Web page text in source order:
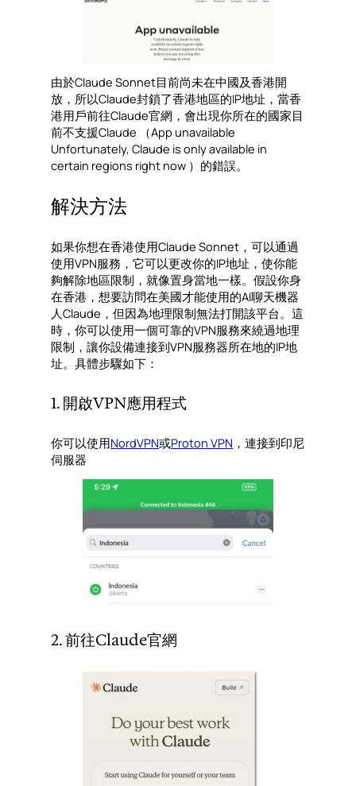
由於Claude Sonnet目前尚未在中國及香港開
放，所以Claude封鎖了香港地區的IP地址，當香
港用戶前往Claude官網，會出現你所在的國家目
前不支援Claude （App unavailable
Unfortunately, Claude is only available in
certain regions right now ）的錯誤。
解決方法
如果你想在香港使用Claude Sonnet，可以通過
使用VPN服務，它可以更改你的IP地址，使你能
夠解除地區限制，就像置身當地一樣。假設你身
在香港，想要訪問在美國才能使用的AI聊天機器
人Claude，但因為地理限制無法打開該平台。這
時，你可以使用一個可靠的VPN服務來繞過地理
限制，讓你設備連接到VPN服務器所在地的IP地
址。具體步驟如下：
1. 開啟VPN應用程式
你可以使用NordVPN或Proton VPN ，連接到印尼
伺服器
2. 前往Claude官網